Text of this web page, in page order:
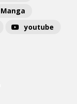
Manga
youtube